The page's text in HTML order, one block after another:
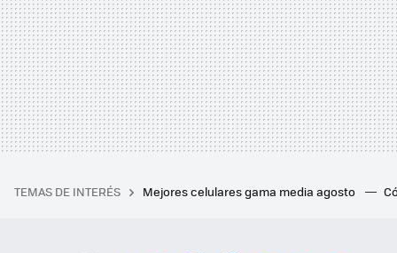
TEMAS DE INTERÉS Mejores celulares gama media agosto